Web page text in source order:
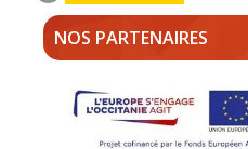
NOS PARTENAIRES